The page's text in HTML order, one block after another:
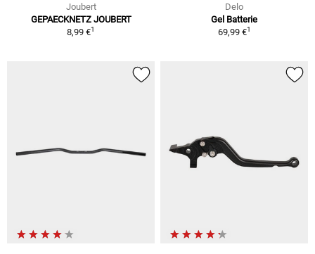
Joubert
GEPAECKNETZ JOUBERT
8,99 €1
Delo
Gel Batterie
69,99 €1